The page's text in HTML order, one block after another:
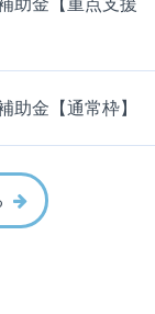
助金【通常枠】